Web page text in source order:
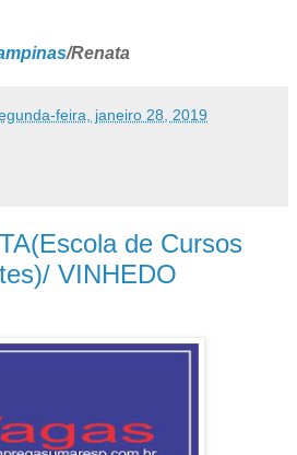
/Renata
feira, janeiro 28, 2019
de Cursos
VINHEDO